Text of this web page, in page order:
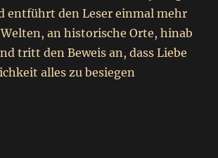
entführt den Leser einmal mehr
an historische Orte, hinab
tritt den Beweis an, dass Liebe
alles zu besiegen